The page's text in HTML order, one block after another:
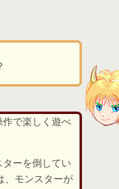
作で楽しく遊べ
ーを倒してい
、モンスターが